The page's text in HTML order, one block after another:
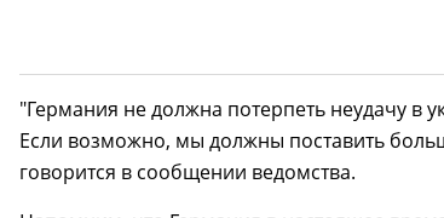
"Германия не должна потерпеть неудачу в
Если возможно, мы должны поставить
говорится в сообщении ведомства.